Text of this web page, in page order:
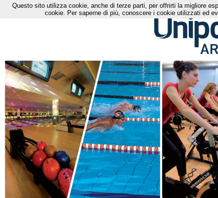
Questo sito utilizza cookie, anche di terze parti, per offrirti la migliore
cookie. Per saperne di più, conoscere i cookie utilizzati ed